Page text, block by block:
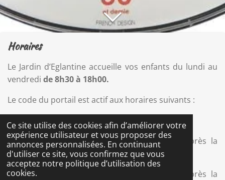
Ce site utilise des cookies afin d’améliorer votre
expérience utilisateur et vous proposer des
annonces personnalisées. En continuant
d'utiliser ce site, vous confirmez que vous
acceptez notre politique d’utilisation des
cookies.
Horaires
Le Jardin d’Eglantine accueille vos enfants du lundi au
vendredi de 8h30 à 18h00.
Le code du portail est actif aux horaires suivants :
8h30-8h50
: pour l’accueil des enfants ;
16h10-16h30 : pour le départ des enfants après la
journée d’école ;
17h20-18h00
: pour le départ des enfants après la